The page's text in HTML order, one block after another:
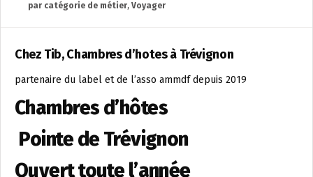
par catégorie de métier, Voyager
Chez Tib, Chambres d’hotes à Trévignon
partenaire du label et de l’asso ammdf depuis 2019
Chambres d’hôtes
Pointe de Trévignon
Ouvert toute l’année